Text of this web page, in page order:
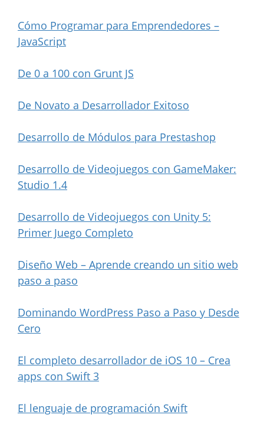
Cómo Programar para Emprendedores –
JavaScript
De 0 a 100 con Grunt JS
De Novato a Desarrollador Exitoso
Desarrollo de Módulos para Prestashop
Desarrollo de Videojuegos con GameMaker:
Studio 1.4
Desarrollo de Videojuegos con Unity 5:
Primer Juego Completo
Diseño Web – Aprende creando un sitio web
paso a paso
Dominando WordPress Paso a Paso y Desde
Cero
El completo desarrollador de iOS 10 – Crea
apps con Swift 3
El lenguaje de programación Swift